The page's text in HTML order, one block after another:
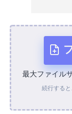
最大ファイル
続行すると